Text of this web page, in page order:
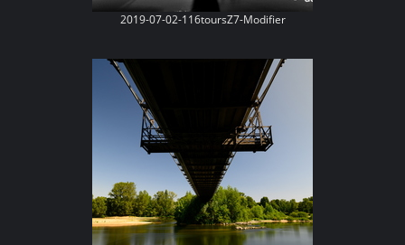
2019-07-02-116toursZ7-Modifier